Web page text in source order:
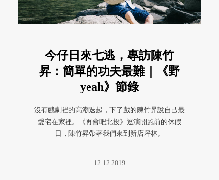
今仔日來七逃，專訪陳竹
昇：簡單的功夫最難｜《野
yeah》節錄
沒有戲劇裡的高潮迭起，下了戲的陳竹昇說自己最
愛宅在家裡。《再會吧北投》巡演開跑前的休假
日，陳竹昇帶著我們來到新店坪林。
12.12.2019